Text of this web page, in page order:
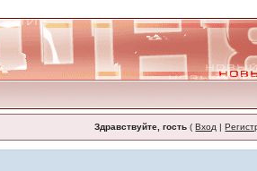
Здравствуйте, гость (Вход |